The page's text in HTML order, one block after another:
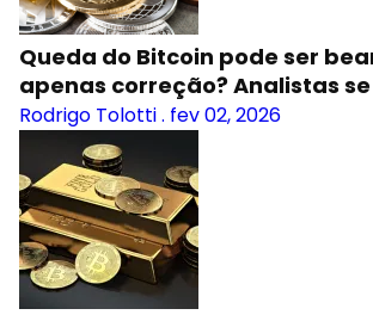
Queda do Bitcoin pode ser
apenas correção? Analistas
Rodrigo Tolotti. fev 02, 2026